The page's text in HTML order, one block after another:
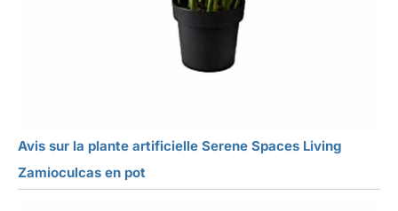
Avis sur la plante artificielle Serene Spaces Living
Zamioculcas en pot